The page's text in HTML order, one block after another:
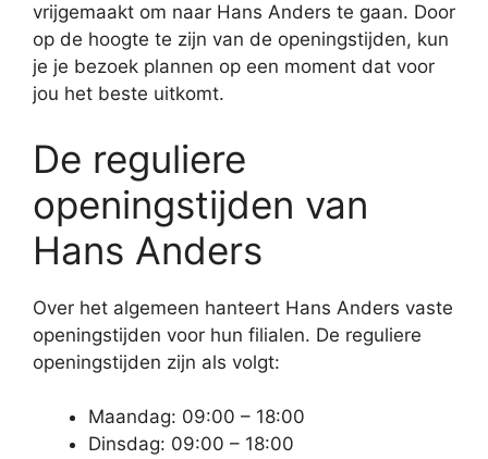
vrijgemaakt om naar Hans Anders te gaan. Door
op de hoogte te zijn van de openingstijden, kun
je je bezoek plannen op een moment dat voor
jou het beste uitkomt.
De reguliere
openingstijden van
Hans Anders
Over het algemeen hanteert Hans Anders vaste
openingstijden voor hun filialen. De reguliere
openingstijden zijn als volgt:
Maandag: 09:00 – 18:00
Dinsdag: 09:00 – 18:00